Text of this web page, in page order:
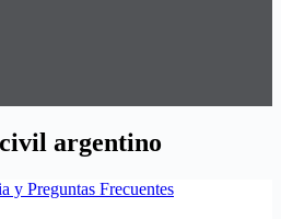
argentino
y Preguntas Frecuentes